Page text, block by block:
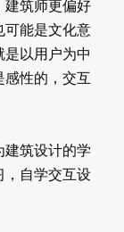
建筑师更偏好
可能是文化意
是以用户为中
感性的，交互
建筑设计的学
，自学交互设